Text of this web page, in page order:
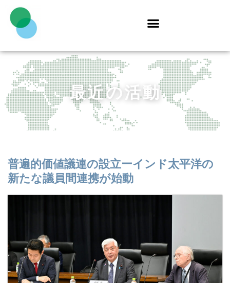
最近の活動​
普遍的価値議連の設立ーインド太平洋の
新たな議員間連携が始動